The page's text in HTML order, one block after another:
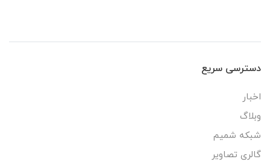
دسترسی سریع
اخبار
وبلاگ
شبکه شمیم
گالری تصاویر